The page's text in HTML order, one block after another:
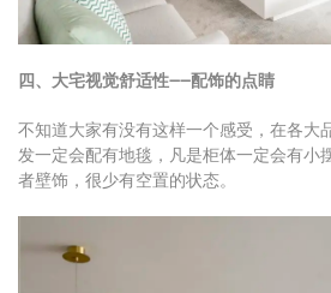
四、大宅视觉舒适性——配饰的点睛
不知道大家有没有这样一个感受，在各大
发一定会配有地毯，凡是柜体一定会有小
者壁饰，很少有空置的状态。